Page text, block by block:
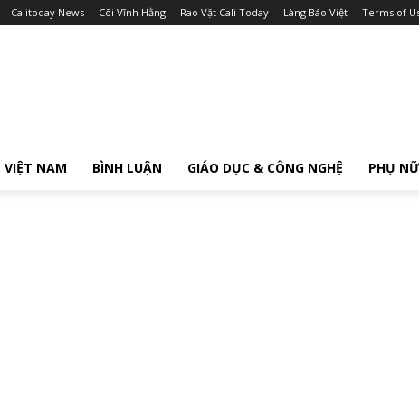
Calitoday News Cõi Vĩnh Hằng Rao Vặt Cali Today Làng Báo Việt Terms of
VIỆT NAM BÌNH LUẬN GIÁO DỤC & CÔNG NGHỆ PHỤ NỮ